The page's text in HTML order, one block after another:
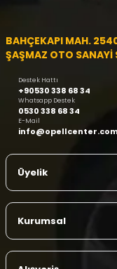
BAHÇEKAPI MAH.
ŞAŞMAZ OTO SANAYİ
Destek Hattı
+90530 338 68 34
Whatsapp Destek
0530 338 68 34
E-Mail
info@opellcenter.com
Üyelik
Kurumsal